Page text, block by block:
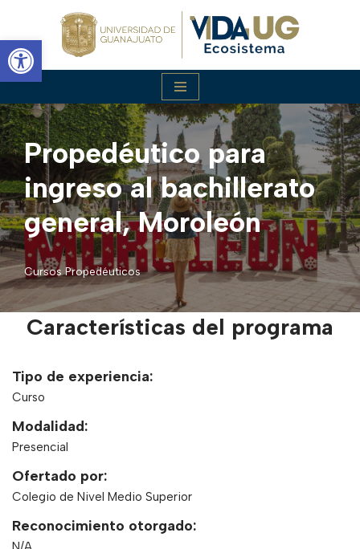
Abrir barra de herramientas
Saltar
al
contenido
Propedéutico para
ingreso al bachillerato
general, Moroleón
Cursos Propedéuticos
Características del programa
Tipo de experiencia:
Curso
Modalidad:
Presencial
Ofertado por:
Colegio de Nivel Medio Superior
Reconocimiento otorgado: